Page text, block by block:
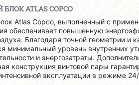
ATLAS COPCO
Atlas Copco, выполненный с
обеспечивает повышенную
Благодаря точной геометрии и
минимальный уровень внутренних
и энергозатраты.
конструкция винтовой пары
эксплуатации в режиме 24/